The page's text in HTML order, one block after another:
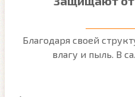
Благодаря своей
влагу и пыль. В